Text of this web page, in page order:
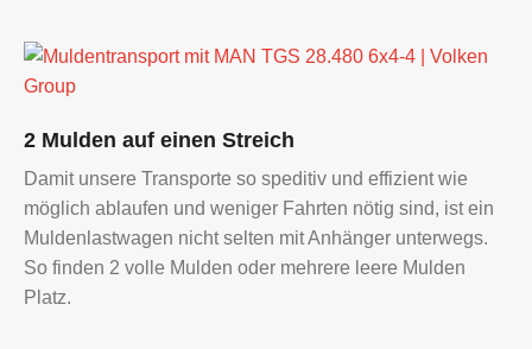
Muldentransport
MAN
TGS
28.480
6x4-
4
2 Mulden auf einen Streich
Damit unsere Transporte so speditiv und effizient wie
möglich ablaufen und weniger Fahrten nötig sind, ist ein
Muldenlastwagen nicht selten mit Anhänger unterwegs.
So finden 2 volle Mulden oder mehrere leere Mulden
Platz.